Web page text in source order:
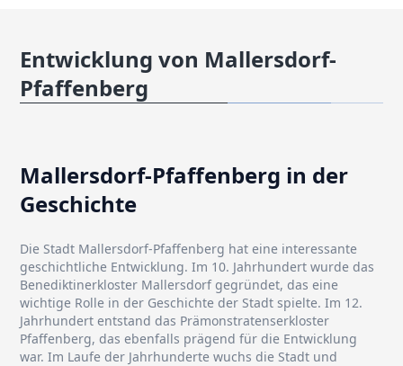
Entwicklung von Mallersdorf-
Pfaffenberg
Mallersdorf-Pfaffenberg in der
Geschichte
Die Stadt Mallersdorf-Pfaffenberg hat eine interessante
geschichtliche Entwicklung. Im 10. Jahrhundert wurde das
Benediktinerkloster Mallersdorf gegründet, das eine
wichtige Rolle in der Geschichte der Stadt spielte. Im 12.
Jahrhundert entstand das Prämonstratenserkloster
Pfaffenberg, das ebenfalls prägend für die Entwicklung
war. Im Laufe der Jahrhunderte wuchs die Stadt und